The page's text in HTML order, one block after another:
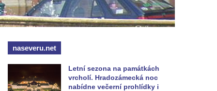
naseveru.net
Letní sezona na památkách
vrcholí. Hradozámecká noc
nabídne večerní prohlídky i